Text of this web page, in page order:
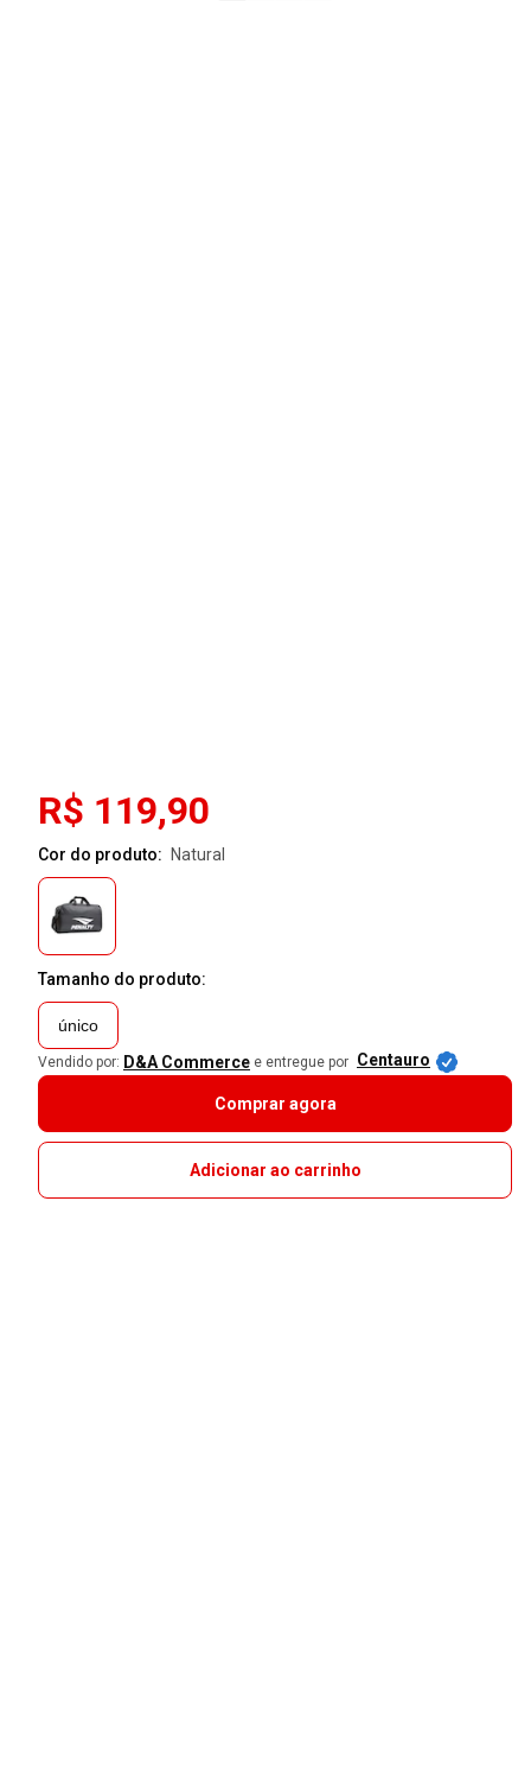
R$ 119,90
Cor do produto: natural
Tamanho do produto:
único
Vendido por: D&A Commerce e entregue por Centauro
Comprar agora
Adicionar ao carrinho